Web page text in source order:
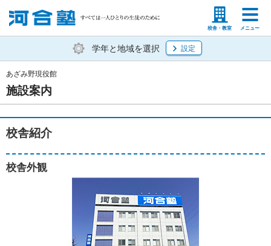
校舎・教室 メニュー
塾生の方 高等学校の先生
学年と地域を選択 設定
施設案内
あざみ野現役館
校舎紹介
校舎外観